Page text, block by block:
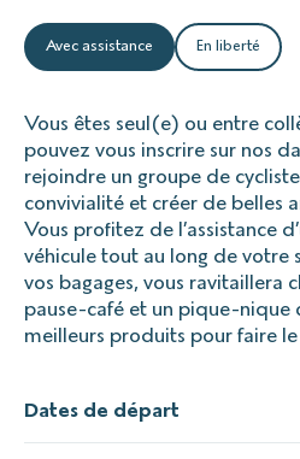
Avec assistance En liberté
Vous êtes seul(e) ou entre
pouvez vous inscrire sur nos
rejoindre un groupe de
convivialité et créer de belles
Vous profitez de l’assistance
véhicule tout au long de votre
vos bagages, vous ravitaillera
pause-café et un pique-nique
meilleurs produits pour faire le
Dates de départ